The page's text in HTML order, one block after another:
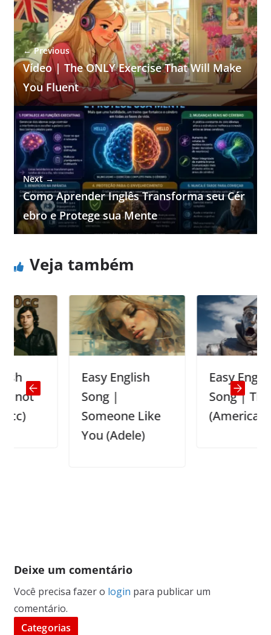
← Previous
Vídeo | The ONLY Exercise That Will Make
You Fluent
Next →
Como Aprender Inglês Transforma seu Cér
ebro e Protege sua Mente
Veja também
Easy English
Song |
Someone Like
You (Adele)
Easy English
Song | Tin Man
(America)
Deixe um comentário
Você precisa fazer o login para publicar um
comentário.
Categorias